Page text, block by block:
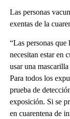
Las personas
exentas de la
“Las personas
necesitan estar en
usar una
Para todos los
prueba de
exposición. Si se
en cuarentena de